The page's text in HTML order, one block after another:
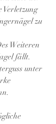
Verletzung
zu
Weiteren
fällt.
unter